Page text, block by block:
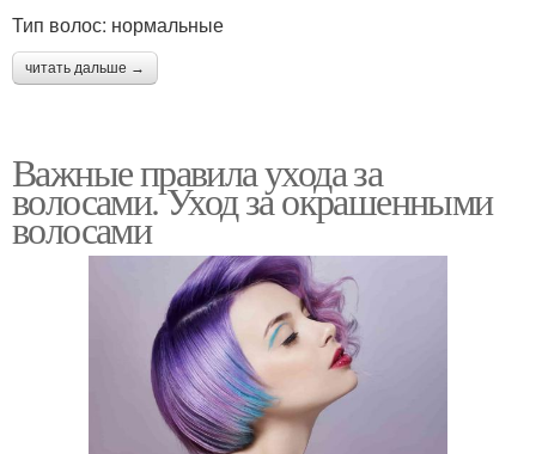
Тип волос: нормальные
читать дальше →
Важные правила ухода за
волосами. Уход за окрашенными
волосами